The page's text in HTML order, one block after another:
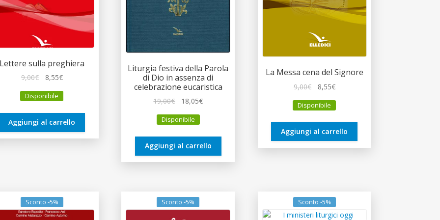
Lettere sulla preghiera
9,00€
originale
9,00€.
8,55€Il
attuale
8,55€.
Disponibile
Aggiungi al carrello
Liturgia festiva della Parola
di Dio in assenza di
celebrazione eucaristica
19,00€
originale
19,00€.
18,05€Il
18,05€.
Disponibile
Aggiungi al carrello
La Messa cena del Signore
9,00€
originale
9,00€.
8,55€Il
attuale
8,55€.
Disponibile
Aggiungi al carrello
Sconto -5% Sconto -5% Sconto -5%